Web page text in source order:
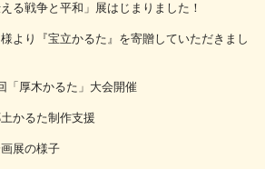
る戦争と平和」展はじまりました！
様より『宝立かるた』を寄贈していただきまし
厚木かるた」大会開催
かるた制作支援
展の様子